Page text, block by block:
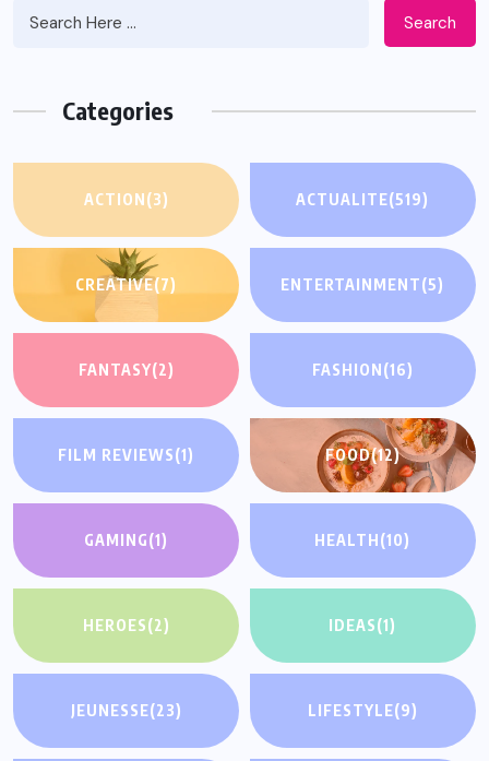
Search
Categories
ACTION(3) ACTUALITE(519)
CREATIVE(7) ENTERTAINMENT(5)
FANTASY(2) FASHION(16)
FILM REVIEWS(1) FOOD(12)
GAMING(1) HEALTH(10)
HEROES(2) IDEAS(1)
JEUNESSE(23) LIFESTYLE(9)